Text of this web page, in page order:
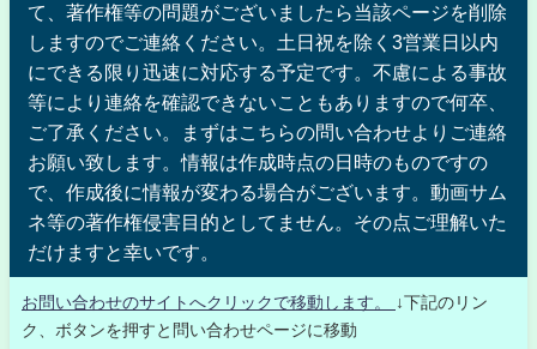
て、著作権等の問題がございましたら当該ページを削除
しますのでご連絡ください。土日祝を除く3営業日以内
にできる限り迅速に対応する予定です。不慮による事故
等により連絡を確認できないこともありますので何卒、
ご了承ください。まずはこちらの問い合わせよりご連絡
お願い致します。情報は作成時点の日時のものですの
で、作成後に情報が変わる場合がございます。動画サム
ネ等の著作権侵害目的としてません。その点ご理解いた
だけますと幸いです。
お問い合わせのサイトへクリックで移動します。
↓下記のリン
ク、ボタンを押すと問い合わせページに移動